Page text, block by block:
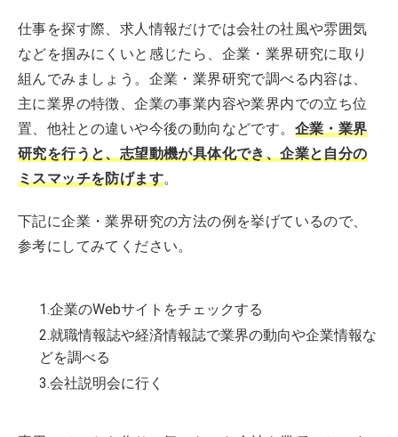
仕事を探す際、求人情報だけでは会社の社風や雰囲気
などを掴みにくいと感じたら、企業・業界研究に取り
組んでみましょう。企業・業界研究で調べる内容は、
主に業界の特徴、企業の事業内容や業界内での立ち位
置、他社との違いや今後の動向などです。 企業・業界
研究を行うと、志望動機が具体化でき、企業と自分の
ミスマッチを防げます。
下記に企業・業界研究の方法の例を挙げているので、
参考にしてみてください。
1.企業のWebサイトをチェックする
2.就職情報誌や経済情報誌で業界の動向や企業情報な
どを調べる
3.会社説明会に行く